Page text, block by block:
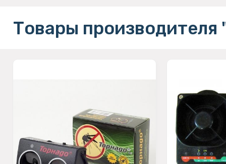
Товары производителя